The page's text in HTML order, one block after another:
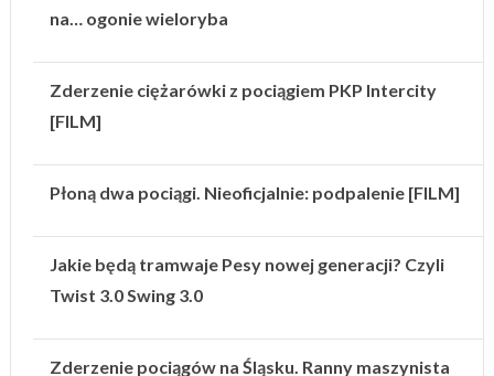
na… ogonie wieloryba
Zderzenie ciężarówki z pociągiem PKP Intercity
[FILM]
Płoną dwa pociągi. Nieoficjalnie: podpalenie [FILM]
Jakie będą tramwaje Pesy nowej generacji? Czyli
Twist 3.0 Swing 3.0
Zderzenie pociągów na Śląsku. Ranny maszynista